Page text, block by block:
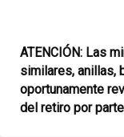
ATENCIÓN: Las
similares, anillas,
oportunamente
del retiro por